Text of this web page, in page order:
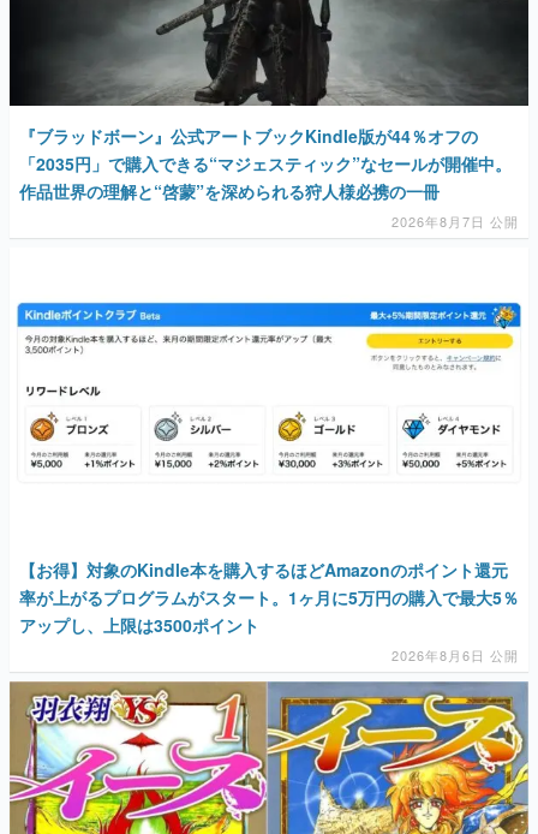
『ブラッドボーン』公式アートブックKindle版が44％オフの
「2035円」で購入できる“マジェスティック”なセールが開催中。
作品世界の理解と“啓蒙”を深められる狩人様必携の一冊
2026年8月7日 公開
【お得】対象のKindle本を購入するほどAmazonのポイント還元
率が上がるプログラムがスタート。1ヶ月に5万円の購入で最大5％
アップし、上限は3500ポイント
2026年8月6日 公開